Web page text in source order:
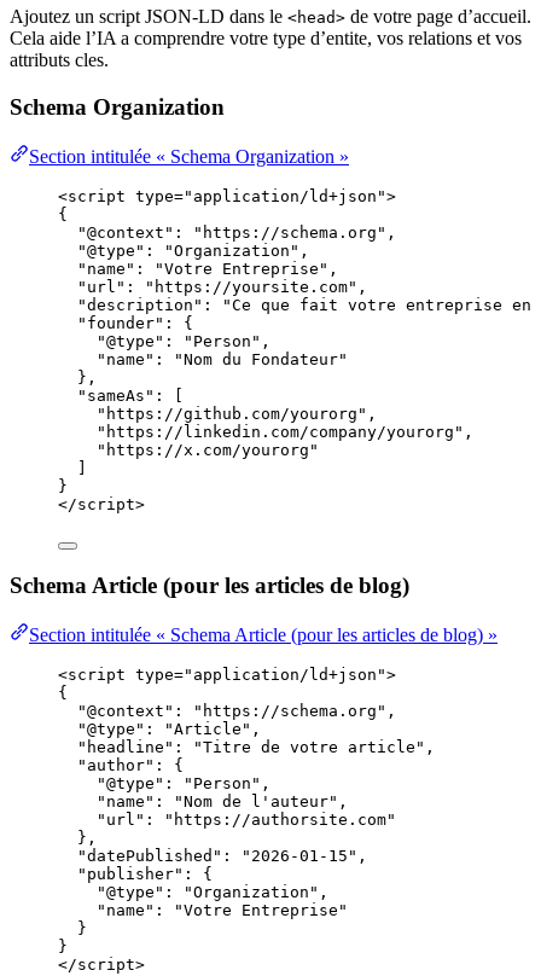
Ajoutez un script JSON-LD dans le <head> de votre page d’accueil.
Cela aide l’IA a comprendre votre type d’entite, vos relations et vos
attributs cles.
Schema Organization
Section intitulée « Schema Organization »
<script type=" application/ld+json ">
{
"@context": "https://schema.org",
"@type": "Organization",
"name": "Votre Entreprise",
"url": "https://yoursite.com",
"description": "Ce que fait votre entreprise en
"founder": {
"@type": "Person",
"name": "Nom du Fondateur"
},
"sameAs": [
"https://github.com/yourorg",
"https://linkedin.com/company/yourorg",
"https://x.com/yourorg"
]
}
</script>
Schema Article (pour les articles de blog)
Section intitulée « Schema Article (pour les articles de blog) »
<script type=" application/ld+json ">
{
"@context": "https://schema.org",
"@type": "Article",
"headline": "Titre de votre article",
"author": {
"@type": "Person",
"name": "Nom de l'auteur",
"url": "https://authorsite.com"
},
"datePublished": "2026-01-15",
"publisher": {
"@type": "Organization",
"name": "Votre Entreprise"
}
}
</script>